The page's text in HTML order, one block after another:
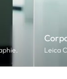
Leica